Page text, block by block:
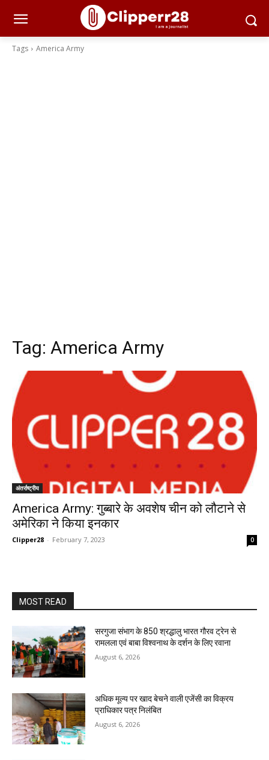
Tags America Army
Tag: America Army
अंतर्राष्ट्रीय
America Army: गुब्बारे के अवशेष चीन को लौटाने से
अमेरिका ने किया इनकार
Clipper28 - February 7, 2023 0
MOST READ
सरगुजा संभाग के 850 श्रद्धालु भारत गौरव ट्रेन से
रामलला एवं बाबा विश्वनाथ के दर्शन के लिए रवाना
August 6, 2026
अधिक मूल्य पर खाद बेचने वाली एजेंसी का विक्रय
प्राधिकार पत्र निलंबित
August 6, 2026